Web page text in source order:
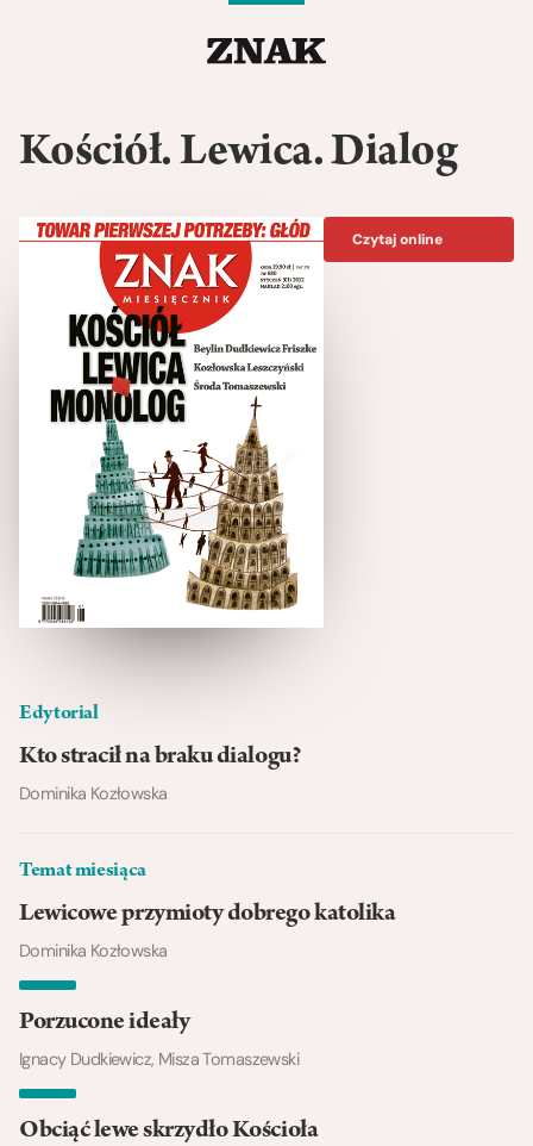
Kościół. Lewica. Dialog
Edytorial
Kto stracił na braku dialogu?
Dominika Kozłowska
Temat miesiąca
Lewicowe przymioty dobrego katolika
Dominika Kozłowska
Porzucone ideały
Ignacy Dudkiewicz, Misza Tomaszewski
Obciąć lewe skrzydło Kościoła
Czytaj online